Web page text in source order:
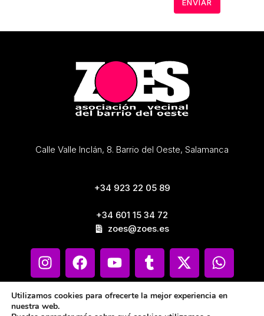
Calle Valle Inclán, 8. Barrio del Oeste, Salamanca
+34 923 22 05 89
+34 601 15 34 72
zoes@zoes.es
Utilizamos cookies para ofrecerte la mejor experiencia en
nuestra web.